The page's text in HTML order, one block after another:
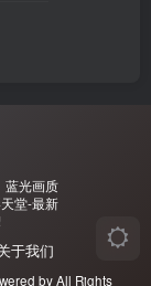
蓝光画质
堂-最新
于我们
by All Rights